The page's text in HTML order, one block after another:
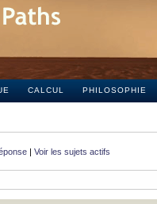
CALCUL PHILOSOPHIE
| Voir les sujets actifs